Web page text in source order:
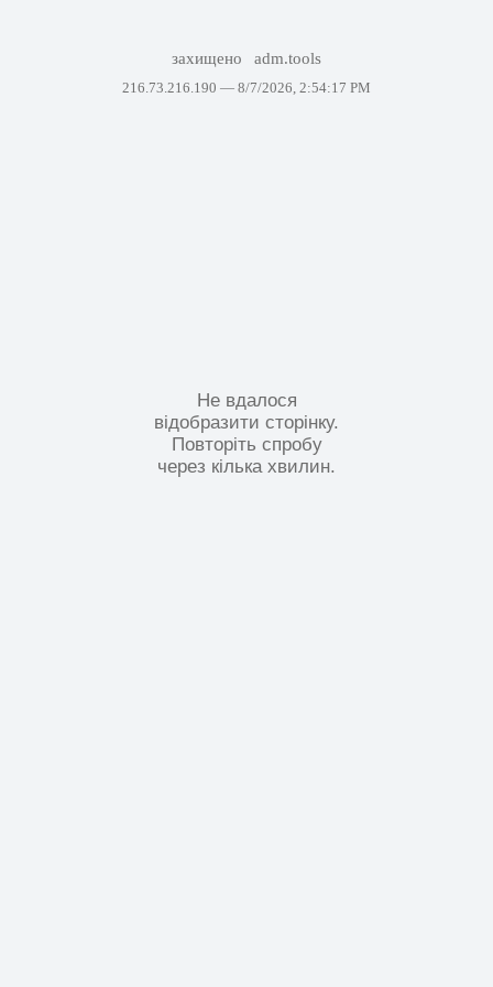
захищено adm.tools
216.73.216.190 — 8/7/2026, 2:54:17 PM
Не вдалося
відобразити сторінку.
Повторіть спробу
через кілька хвилин.